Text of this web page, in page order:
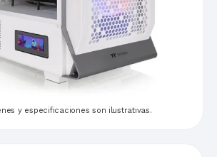
y especificaciones son ilustrativas.